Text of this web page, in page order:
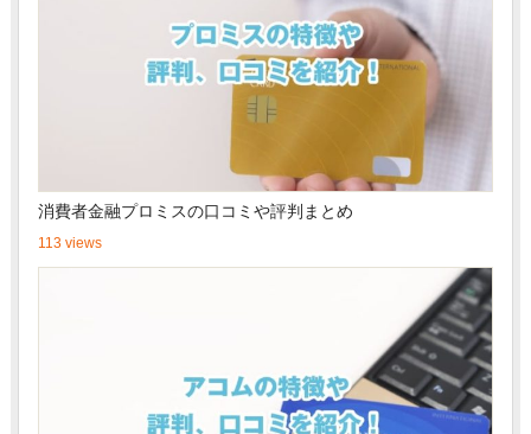
消費者金融プロミスの口コミや評判まとめ
113 views